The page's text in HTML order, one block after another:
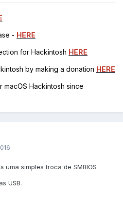
- HERE
for Hackintosh HERE
by making a donation HERE
macOS Hackintosh since
uma simples troca de SMBIOS
USB.